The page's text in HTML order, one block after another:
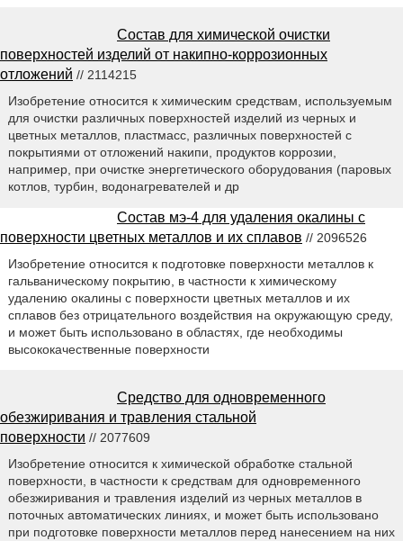
Состав для химической очистки
поверхностей изделий от накипно-коррозионных
отложений // 2114215
Изобретение относится к химическим средствам, используемым
для очистки различных поверхностей изделий из черных и
цветных металлов, пластмасс, различных поверхностей с
покрытиями от отложений накипи, продуктов коррозии,
например, при очистке энергетического оборудования (паровых
котлов, турбин, водонагревателей и др
Состав мэ-4 для удаления окалины с
поверхности цветных металлов и их сплавов // 2096526
Изобретение относится к подготовке поверхности металлов к
гальваническому покрытию, в частности к химическому
удалению окалины с поверхности цветных металлов и их
сплавов без отрицательного воздействия на окружающую среду,
и может быть использовано в областях, где необходимы
высококачественные поверхности
Средство для одновременного
обезжиривания и травления стальной
поверхности // 2077609
Изобретение относится к химической обработке стальной
поверхности, в частности к средствам для одновременного
обезжиривания и травления изделий из черных металлов в
поточных автоматических линиях, и может быть использовано
при подготовке поверхности металлов перед нанесением на них